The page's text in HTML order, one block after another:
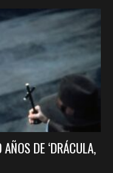
DE ‘DRÁCULA,